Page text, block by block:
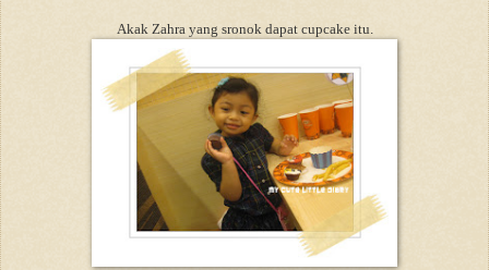
Akak Zahra yang sronok dapat cupcake itu.